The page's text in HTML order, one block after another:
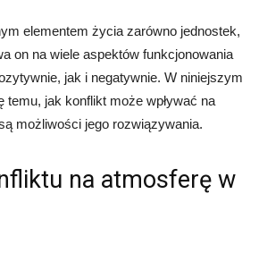
elementem życia zarówno jednostek,
on na wiele aspektów funkcjonowania
jak i negatywnie. W niniejszym
jak konflikt może wpływać na
możliwości jego rozwiązywania.
na atmosferę w